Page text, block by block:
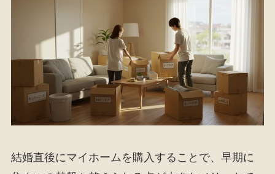
結婚直後にマイホームを購入することで、早期に